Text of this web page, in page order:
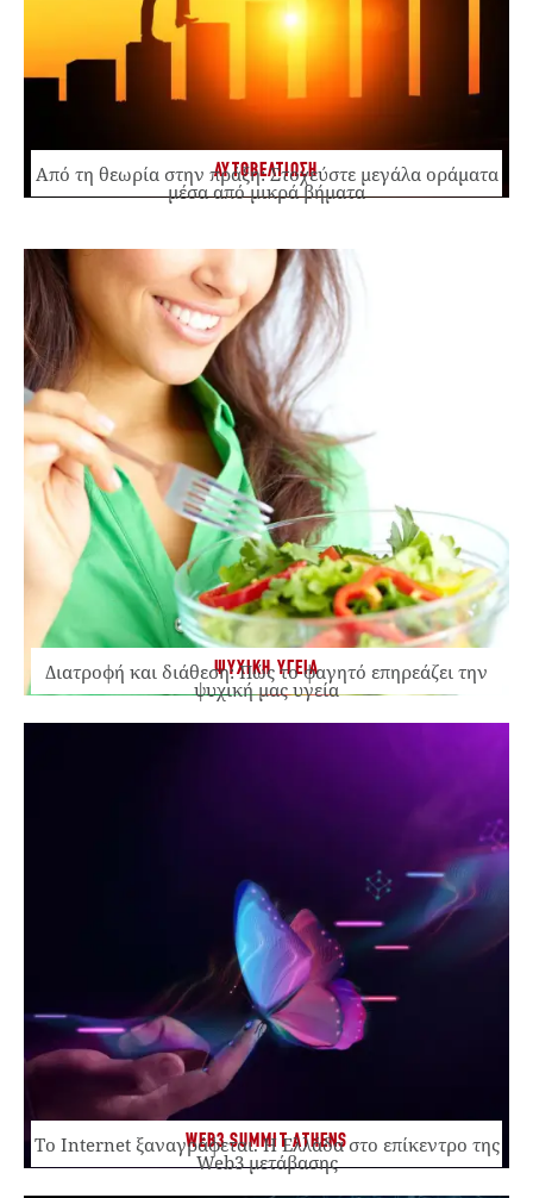
ΑΥΤΟΒΕΛΤΙΩΣΗ
Από τη θεωρία στην πράξη: Στοχεύστε μεγάλα οράματα
μέσα από μικρά βήματα
ΨΥΧΙΚΗ ΥΓΕΙΑ
Διατροφή και διάθεση: Πώς το φαγητό επηρεάζει την
ψυχική μας υγεία
WEB3 SUMMIT ATHENS
Το Internet ξαναγράφεται. Η Ελλάδα στο επίκεντρο της
Web3 μετάβασης